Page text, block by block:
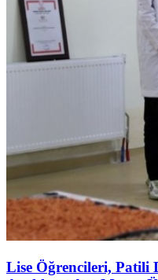
Lise Öğrencileri, Patili